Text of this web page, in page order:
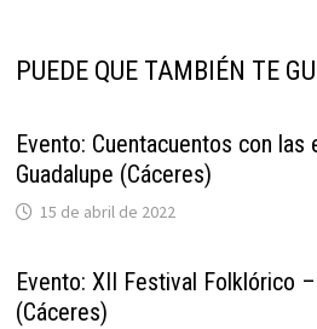
PUEDE QUE TAMBIÉN TE
Evento: Cuentacuentos con
Guadalupe (Cáceres)
15 de abril de 2022
Evento: XII Festival Folklórico
(Cáceres)